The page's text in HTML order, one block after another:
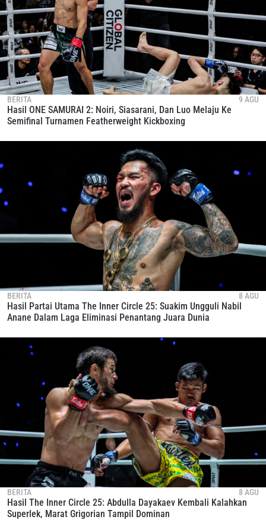
BERITA 9 AGU
Hasil ONE SAMURAI 2: Noiri, Siasarani, Dan Luo Melaju Ke
Semifinal Turnamen Featherweight Kickboxing
BERITA 8 AGU
Hasil Partai Utama The Inner Circle 25: Suakim Ungguli Nabil
Anane Dalam Laga Eliminasi Penantang Juara Dunia
BERITA 8 AGU
Hasil The Inner Circle 25: Abdulla Dayakaev Kembali Kalahkan
Superlek, Marat Grigorian Tampil Dominan